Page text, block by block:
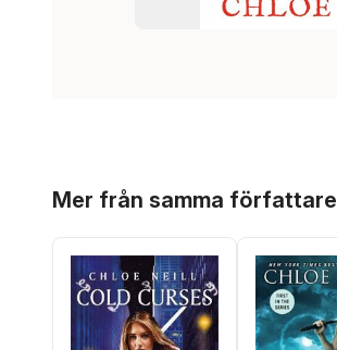
Mer från samma författare